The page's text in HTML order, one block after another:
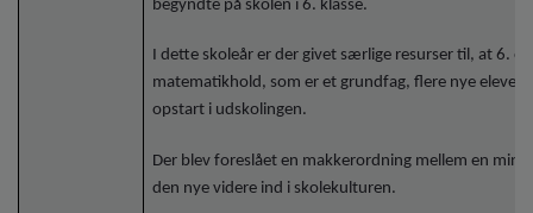
begyndte på skolen i 6. klasse.
I dette skoleår er der givet særlige resurser til, at 6.
matematikhold, som er et grundfag, flere nye elever
opstart i udskolingen.
Der blev foreslået en makkerordning mellem en
den nye videre ind i skolekulturen.